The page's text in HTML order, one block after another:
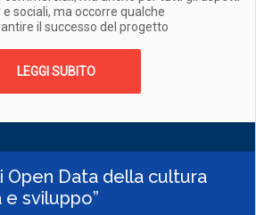
sociali, ma occorre qualche
il successo del progetto
LEGGI SUBITO
Open Data della cultura
sviluppo”